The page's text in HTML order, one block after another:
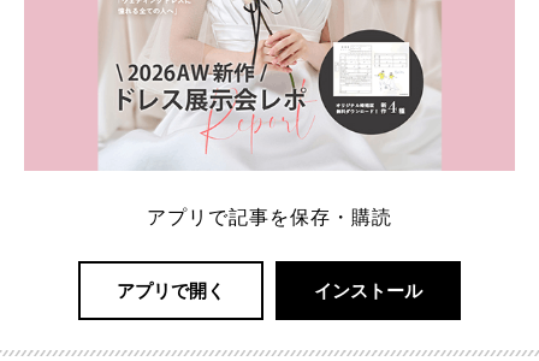
アプリで記事を保存・購読
アプリで開く インストール